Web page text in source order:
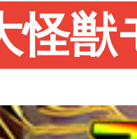
怪獣